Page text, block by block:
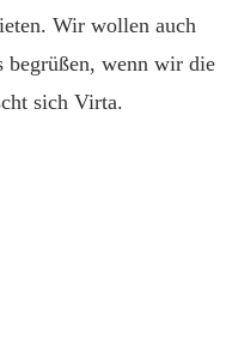
Wir wollen auch
begrüßen, wenn wir die
sich Virta.